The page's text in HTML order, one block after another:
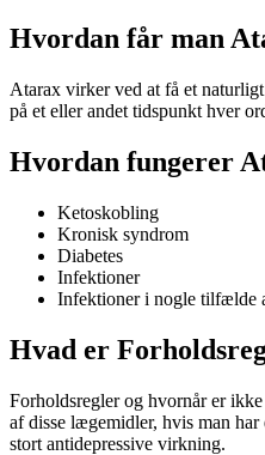
Hvordan får man
Atarax virker ved at få et
på et eller andet tidspunkt hver
Hvordan fungerer
Ketoskobling
Kronisk syndrom
Diabetes
Infektioner
Infektioner i nogle tilfælde
Hvad er
Forholdsregler og hvornår er
af ​​disse lægemidler, hvis man
stort antidepressive virkning.